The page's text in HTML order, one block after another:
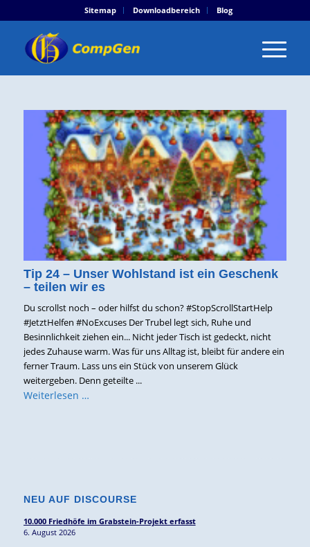
Sitemap Downloadbereich Blog
Tip 24 – Unser Wohlstand ist ein Geschenk
– teilen wir es
Du scrollst noch – oder hilfst du schon? #StopScrollStartHelp
#JetztHelfen #NoExcuses Der Trubel legt sich, Ruhe und
Besinnlichkeit ziehen ein... Nicht jeder Tisch ist gedeckt, nicht
jedes Zuhause warm. Was für uns Alltag ist, bleibt für andere ein
ferner Traum. Lass uns ein Stück von unserem Glück
weitergeben. Denn geteilte ...
Weiterlesen …
NEU AUF DISCOURSE
10.000 Friedhöfe im Grabstein-Projekt erfasst
6. August 2026